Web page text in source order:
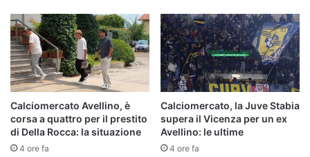
Calciomercato Avellino, è
corsa a quattro per il prestito
di Della Rocca: la situazione
4 ore fa
Calciomercato, la Juve Stabia
supera il Vicenza per un ex
Avellino: le ultime
4 ore fa